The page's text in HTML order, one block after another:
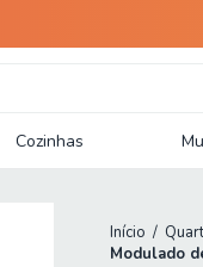
Cozinhas
Início /
Modulado